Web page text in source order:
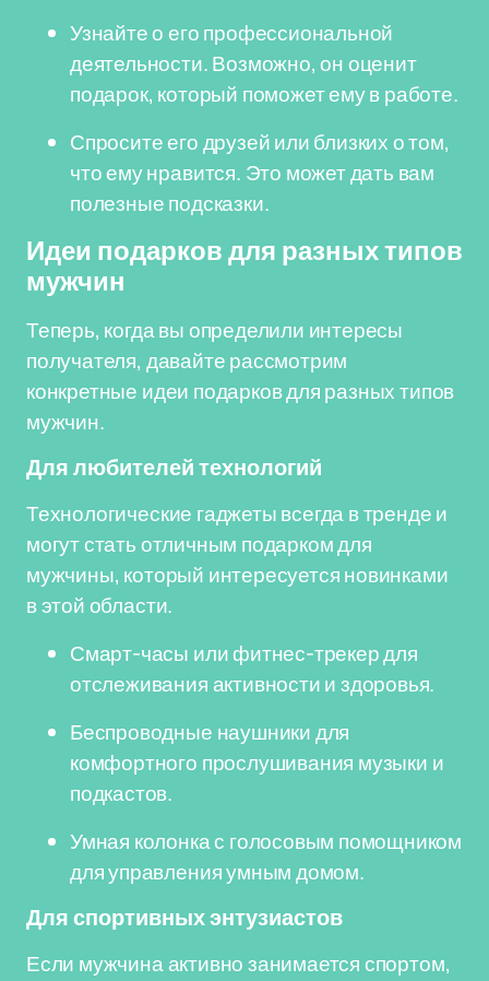
Узнайте о его профессиональной
деятельности. Возможно, он оценит
подарок, который поможет ему в работе.
Спросите его друзей или близких о том,
что ему нравится. Это может дать вам
полезные подсказки.
Идеи подарков для разных типов
мужчин
Теперь, когда вы определили интересы
получателя, давайте рассмотрим
конкретные идеи подарков для разных типов
мужчин.
Для любителей технологий
Технологические гаджеты всегда в тренде и
могут стать отличным подарком для
мужчины, который интересуется новинками
в этой области.
Смарт-часы или фитнес-трекер для
отслеживания активности и здоровья.
Беспроводные наушники для
комфортного прослушивания музыки и
подкастов.
Умная колонка с голосовым помощником
для управления умным домом.
Для спортивных энтузиастов
Если мужчина активно занимается спортом,